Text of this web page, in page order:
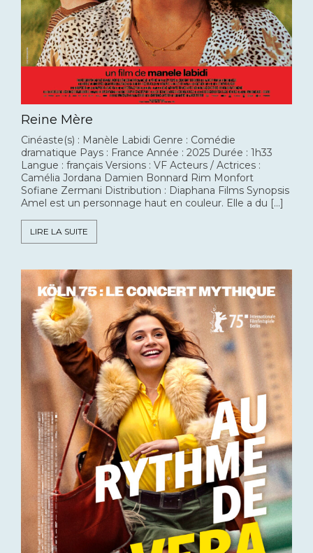
Reine Mère
Cinéaste(s) : Manèle Labidi Genre : Comédie
dramatique Pays : France Année : 2025 Durée : 1h33
Langue : français Versions : VF Acteurs / Actrices :
Camélia Jordana Damien Bonnard Rim Monfort
Sofiane Zermani Distribution : Diaphana Films Synopsis
Amel est un personnage haut en couleur. Elle a du […]
LIRE LA SUITE